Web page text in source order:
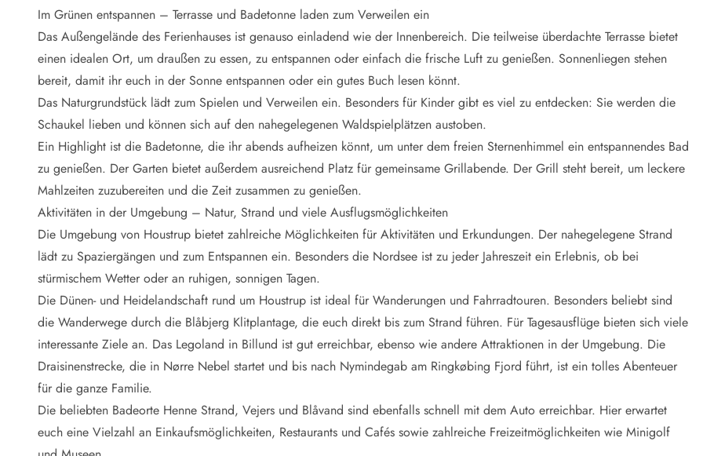
Vorteile bei uns
Reisecurity
Esmark KidsVIP
Esmark VIP - Partnervorteile und Rabatte
Preisgarantie
Keine Kaution
Gästebewertungen
Gratis WLAN
We love people
Esmark VIP Partnervorteile
Esmark KidsVIP
LEGOLAND® Rabatt
Urlaub mit Kindern
Urlaub mit Hund
Urlaub am Strand
Urlaub in der Natur
Finde Bernstein am Strand
Indoorspielländer in Dänemark
Zoos und Tierparks in Dänemark
Freizeitparks in Dänemark
Im Grünen entspannen – Terrasse und Badetonne laden zum Verweilen ein
Das Außengelände des Ferienhauses ist genauso einladend wie der Innenbereich. Die teilweise überdachte Terrasse bietet
einen idealen Ort, um draußen zu essen, zu entspannen oder einfach die frische Luft zu genießen. Sonnenliegen stehen
bereit, damit ihr euch in der Sonne entspannen oder ein gutes Buch lesen könnt.
Das Naturgrundstück lädt zum Spielen und Verweilen ein. Besonders für Kinder gibt es viel zu entdecken: Sie werden die
Schaukel lieben und können sich auf den nahegelegenen Waldspielplätzen austoben.
Ein Highlight ist die Badetonne, die ihr abends aufheizen könnt, um unter dem freien Sternenhimmel ein entspannendes Bad
zu genießen. Der Garten bietet außerdem ausreichend Platz für gemeinsame Grillabende. Der Grill steht bereit, um leckere
Mahlzeiten zuzubereiten und die Zeit zusammen zu genießen.
Aktivitäten in der Umgebung – Natur, Strand und viele Ausflugsmöglichkeiten
Die Umgebung von Houstrup bietet zahlreiche Möglichkeiten für Aktivitäten und Erkundungen. Der nahegelegene Strand
lädt zu Spaziergängen und zum Entspannen ein. Besonders die Nordsee ist zu jeder Jahreszeit ein Erlebnis, ob bei
stürmischem Wetter oder an ruhigen, sonnigen Tagen.
Die Dünen- und Heidelandschaft rund um Houstrup ist ideal für Wanderungen und Fahrradtouren. Besonders beliebt sind
die Wanderwege durch die Blåbjerg Klitplantage, die euch direkt bis zum Strand führen. Für Tagesausflüge bieten sich viele
interessante Ziele an. Das Legoland in Billund ist gut erreichbar, ebenso wie andere Attraktionen in der Umgebung. Die
Draisinenstrecke, die in Nørre Nebel startet und bis nach Nymindegab am Ringkøbing Fjord führt, ist ein tolles Abenteuer
für die ganze Familie.
Die beliebten Badeorte Henne Strand, Vejers und Blåvand sind ebenfalls schnell mit dem Auto erreichbar. Hier erwartet
euch eine Vielzahl an Einkaufsmöglichkeiten, Restaurants und Cafés sowie zahlreiche Freizeitmöglichkeiten wie Minigolf